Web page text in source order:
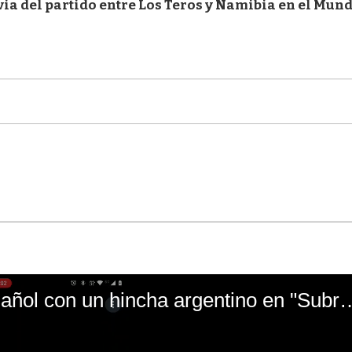
del partido entre Los Teros y Namibia en el
El mal momento de Yanina